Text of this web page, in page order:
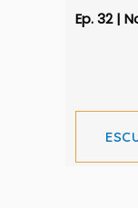
Ep. 32 |